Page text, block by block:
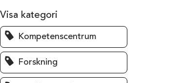
Visa kategori
Kompetenscentrum
Forskning